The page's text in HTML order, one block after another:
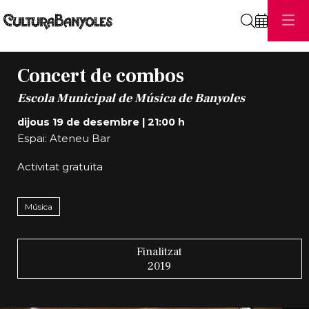
Concert de combos
Escola Municipal de Música de Banyoles
dijous 19 de desembre| 21:00 h
Espai: Ateneu Bar
Activitat gratuïta
Música
Finalitzat
2019